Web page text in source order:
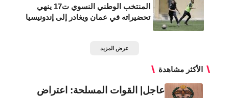
المنتخب الوطني النسوي ت17 ينهي
تحضيراته في عمان ويغادر إلى إندونيسيا
عرض المزيد
الأكثر مشاهدة
عاجل| القوات المسلحة: اعتراض